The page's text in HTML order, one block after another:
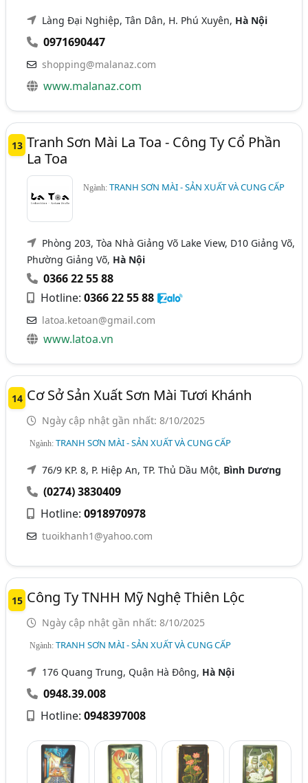
Làng Đại Nghiệp, Tân Dân, H. Phú Xuyên, Hà Nội
0971690447
shopping@malanaz.com
www.malanaz.com
13 Tranh Sơn Mài La Toa - Công Ty Cổ Phần
La Toa
Ngành:TRANH SƠN MÀI - SẢN XUẤT VÀ CUNG CẤP
Phòng 203, Tòa Nhà Giảng Võ Lake View, D10 Giảng Võ,
Phường Giảng Võ, Hà Nội
0366 22 55 88
Hotline:0366 22 55 88
latoa.ketoan@gmail.com
www.latoa.vn
14 Cơ Sở Sản Xuất Sơn Mài Tươi Khánh
Ngày cập nhật gần nhất: 8/10/2025
Ngành:TRANH SƠN MÀI - SẢN XUẤT VÀ CUNG CẤP
76/9 KP. 8, P. Hiệp An, TP. Thủ Dầu Một, Bình Dương
(0274) 3830409
Hotline:0918970978
tuoikhanh1@yahoo.com
15 Công Ty TNHH Mỹ Nghệ Thiên Lộc
Ngày cập nhật gần nhất: 8/10/2025
Ngành:TRANH SƠN MÀI - SẢN XUẤT VÀ CUNG CẤP
176 Quang Trung, Quận Hà Đông, Hà Nội
0948.39.008
Hotline:0948397008